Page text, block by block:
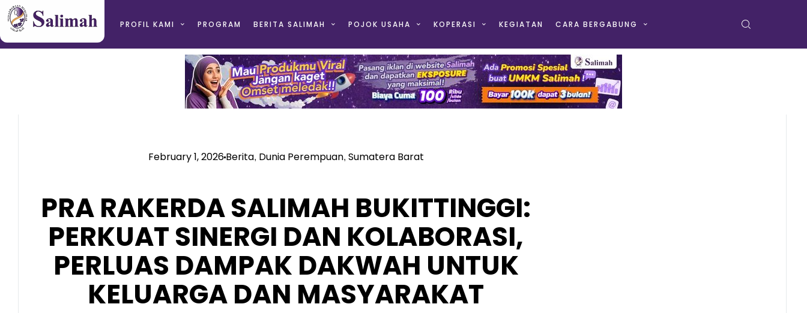
PROFIL KAMI PROGRAM BERITA SALIMAH POJOK USAHA KOPERASI KEGIATAN CARA BERGABUNG
February 1, 2026Berita, Dunia Perempuan, Sumatera Barat
PRA RAKERDA SALIMAH BUKITTINGGI:
PERKUAT SINERGI DAN KOLABORASI,
PERLUAS DAMPAK DAKWAH UNTUK
KELUARGA DAN MASYARAKAT